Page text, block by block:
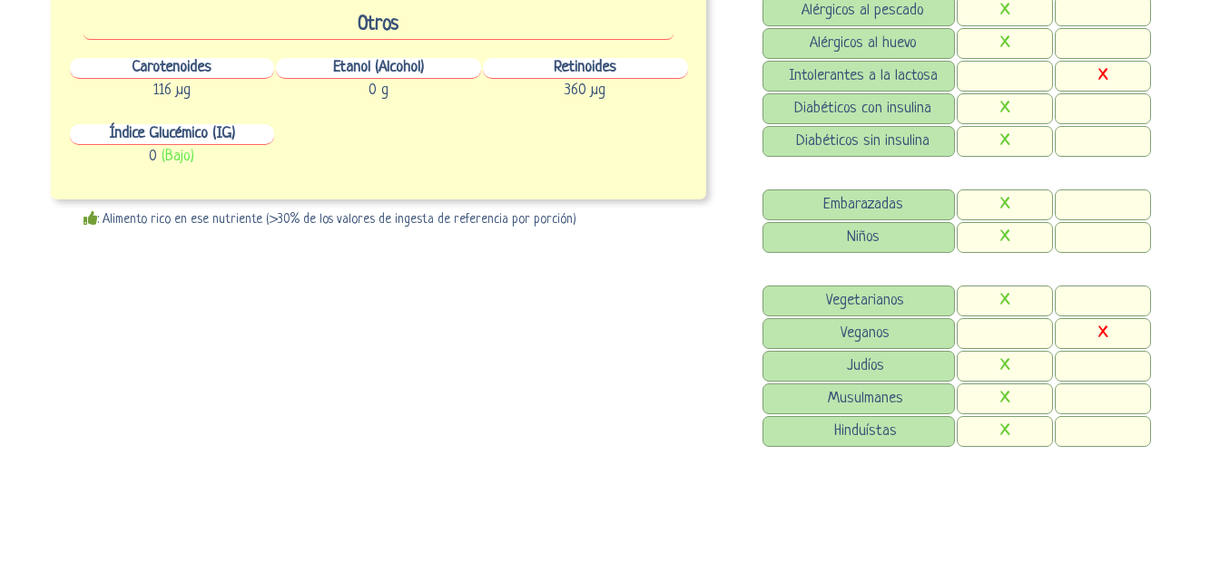
Otros
Carotenoides Etanol (Alcohol)
Retinoides
116 µg
0 g 360 µg
Índice Glucémico (IG)
0 (Bajo)
: Alimento rico en ese nutriente (>30% de los valores de ingesta de referencia por porción)
Alérgicos al pescado
X
Alérgicos al huevo
X
Intolerantes a la lactosa
X
Diabéticos con insulina
X
Diabéticos sin insulina
X
Embarazadas
X
Niños
X
Vegetarianos
X
Veganos
X
Judíos
X
Musulmanes
X
Hinduístas
X